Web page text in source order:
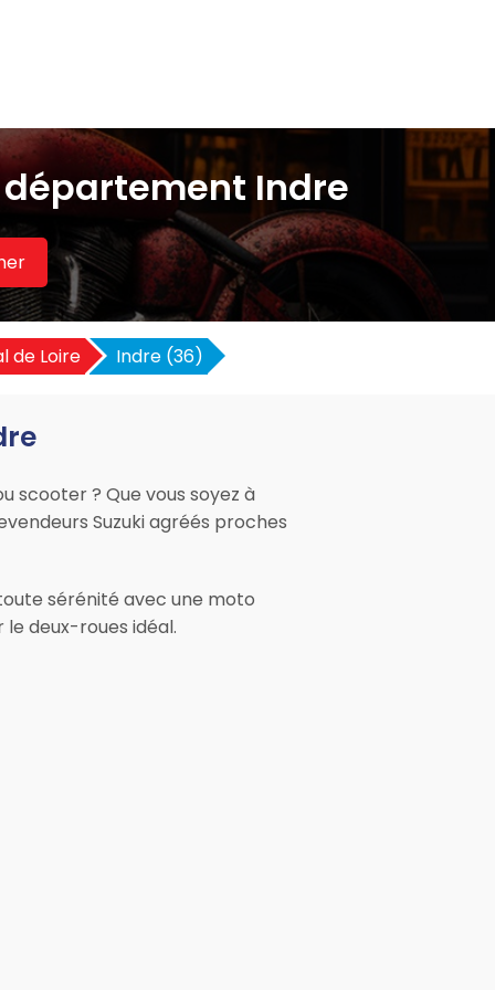
département Indre
de Loire Indre (36)
scooter ? Que vous soyez à
Suzuki agréés proches
sérénité avec une moto
deux-roues idéal.